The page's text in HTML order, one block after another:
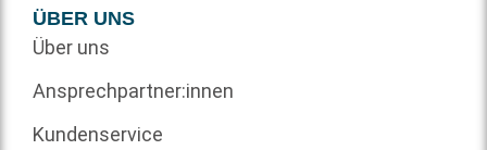
ÜBER UNS
Über uns
Ansprechpartner:innen
Kundenservice